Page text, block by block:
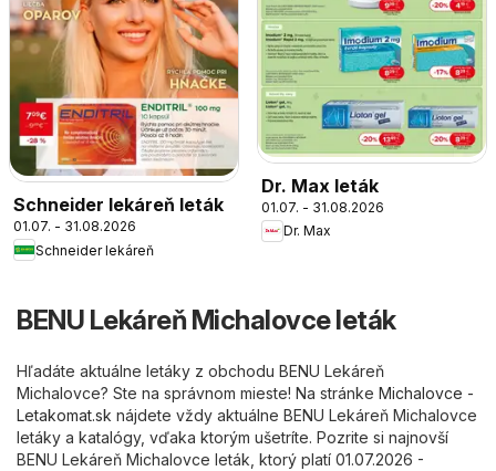
Schneider lekáreň leták
01.07. - 31.08.2026
Schneider lekáreň
Dr. Max leták
01.07. - 31.08.2026
Dr. Max
BENU Lekáreň Michalovce leták
Hľadáte aktuálne letáky z obchodu BENU Lekáreň
Michalovce? Ste na správnom mieste! Na stránke Michalovce -
Letakomat.sk nájdete vždy aktuálne BENU Lekáreň Michalovce
letáky a katalógy, vďaka ktorým ušetríte. Pozrite si najnovší
BENU Lekáreň Michalovce leták, ktorý platí 01.07.2026 -